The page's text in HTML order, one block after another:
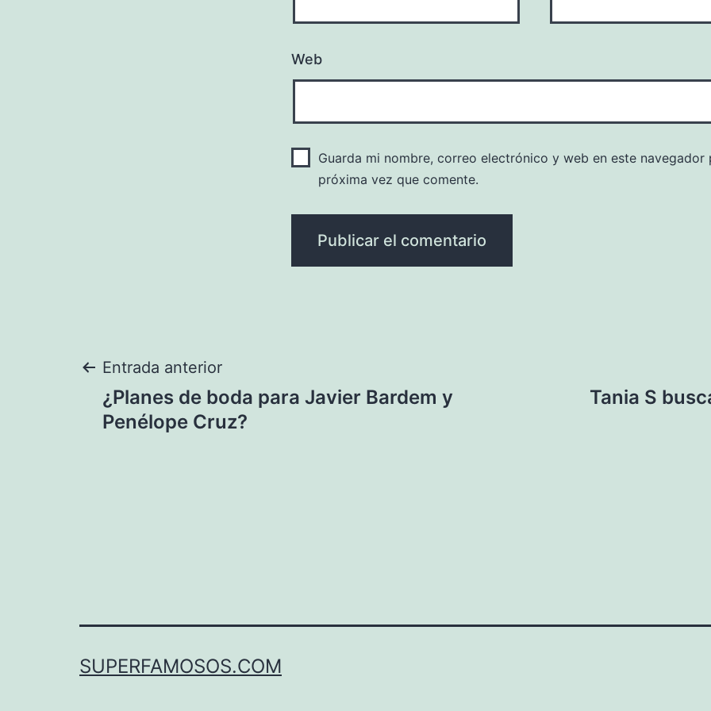
Web
Guarda mi nombre, correo electrónico y web en este navegador
próxima vez que comente.
Navegación
de
Entrada anterior
¿Planes de boda para Javier Bardem y
Penélope Cruz?
Tania S
SUPERFAMOSOS.COM